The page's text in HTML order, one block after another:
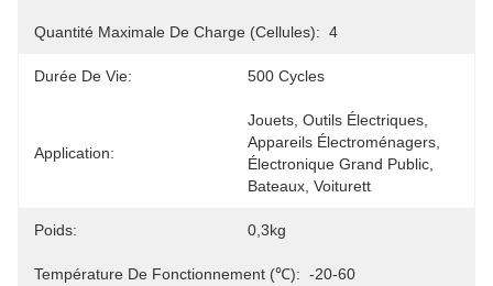
Quantité Maximale De Charge (cellules): 4
Durée De Vie: 500 Cycles
Application:
Jouets, Outils Électriques,
Appareils Électroménagers,
Électronique Grand Public,
Bateaux, Voiturett
Poids: 0,3kg
Température De Fonctionnement (℃): -20-60